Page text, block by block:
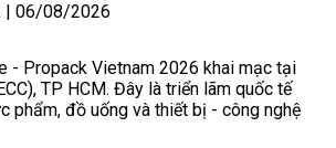
06/08/2026
- Propack Vietnam 2026 khai mạc tại
TP HCM. Đây là triển lãm quốc tế
phẩm, đồ uống và thiết bị - công nghệ